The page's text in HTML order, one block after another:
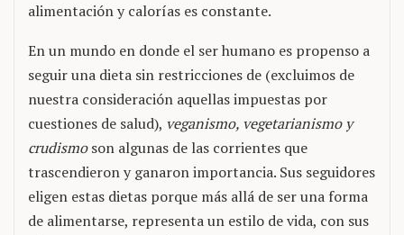
alimentación y calorías es constante.
En un mundo en donde el ser humano es propenso a
seguir una dieta sin restricciones de (excluimos de
nuestra consideración aquellas impuestas por
cuestiones de salud), veganismo, vegetarianismo y
crudismoson algunas de las corrientes que
trascendieron y ganaron importancia. Sus seguidores
eligen estas dietas porque más allá de ser una forma
de alimentarse, representa un estilo de vida, con sus